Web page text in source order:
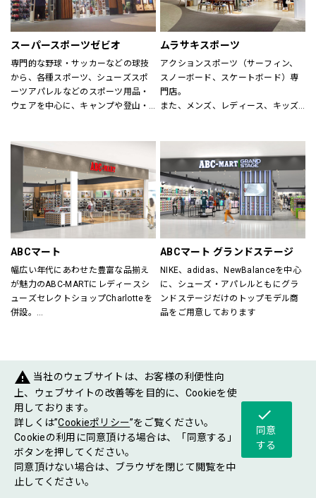
ショップ
案内
フロア
マップ
スーパースポーツゼビオ
専門的な野球・サッカーなどの球技
から、各種スポーツ、シューズスポ
ーツアパレルなどのスポーツ用品・
ウェアを中心に、キャンプや登山・
商品を揃えた大型総合スポーツ専門
スポーツナビゲーターを合言葉に、
すべてのスポーツを楽しむ方をサポ
ート！
スポーツに関する悩み事、困り事な
どぜひご相談下さい。
ご年配の方からお子様まで、安心し
プです。
Victoria Golf／029-868-7162
ムラサキスポーツ
アクションスポーツ（サーフィン、
スノーボード、スケートボード）専
門店。
また、メンズ、レディース、キッズ
ンドが揃います。
アクションスポーツスペシャリスト
が在籍していますので、ビギナーの
方からエキスパートの方までお任せ
下さい。
トも開催していますので是非ご来店
ABCマート
幅広い年代にあわせた豊富な品揃え
が魅力のABC-MARTにレディースシ
ューズセレクトショップCharlotteを
併設。
ABCマート グランドステージ
NIKE、adidas、NewBalanceを中心
に、シューズ・アパレルともにグラ
ンドステージだけのトップモデル商
品をご用意しております
FASHIONGOODS
warning 当社のウェブサイトは、お客様の利便性向
上、ウェブサイトの改善等を目的に、Cookieを使
用しております。
詳しくは”Cookieポリシー”をご覧ください。
Cookieの利用に同意頂ける場合は、「同意する」
ボタンを押してください。
同意頂けない場合は、ブラウザを閉じて閲覧を中
止してください。
check
同意
する